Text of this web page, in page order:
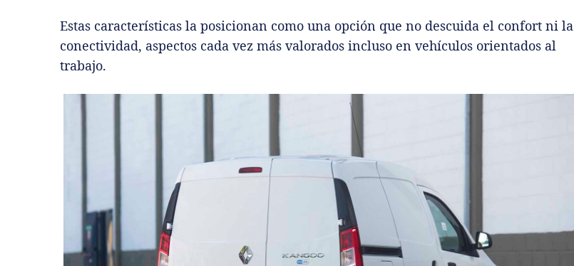
Estas características la posicionan como una opción que no descuida el confort ni la
conectividad, aspectos cada vez más valorados incluso en vehículos orientados al
trabajo.